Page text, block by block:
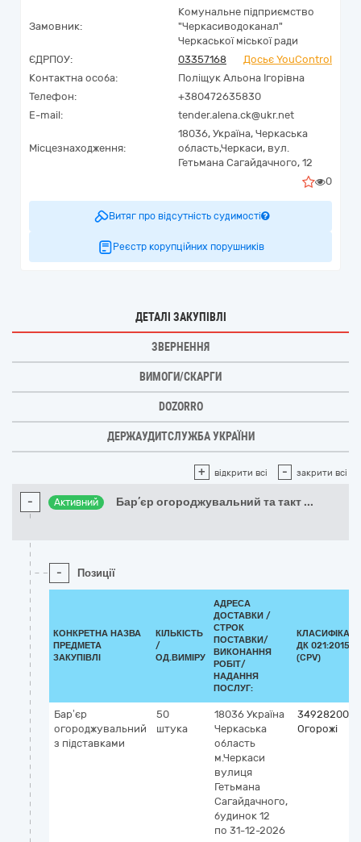
Замовник:
Комунальне підприємство
"Черкасиводоканал"
Черкаської міської ради
ЄДРПОУ:
03357168
Досьє YouControl
Контактна особа:
Поліщук Альона Ігорівна
Телефон:
+380472635830
E-mail:
tender.alena.ck@ukr.net
Місцезнаходження:
18036, Україна, Черкаська
область,Черкаси, вул.
Гетьмана Сагайдачного, 12
0
Витяг про відсутність судимості
Реєстр корупційних порушників
ДЕТАЛІ ЗАКУПІВЛІ
ЗВЕРНЕННЯ
ВИМОГИ/СКАРГИ
DOZORRO
ДЕРЖАУДИТСЛУЖБА УКРАЇНИ
+ відкрити всі - закрити всі
- Активний Бар’єр огороджувальний та такт ...
- Позиції
КОНКРЕТНА НАЗВА
ПРЕДМЕТА
ЗАКУПІВЛІ
КІЛЬКІСТЬ
/
ОД.ВИМІРУ
АДРЕСА
ДОСТАВКИ /
СТРОК
ПОСТАВКИ/
ВИКОНАННЯ
РОБІТ/
НАДАННЯ
ПОСЛУГ:
ДК 021:2015
(CPV)
Бар’єр
огороджувальний
з підставками
50
штука
18036 Україна
Черкаська
область
м.Черкаси
вулиця
Гетьмана
Сагайдачного,
будинок 12
по 31-12-2026
34928200-0
Огорожі